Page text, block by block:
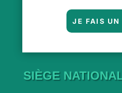
JE FAIS UN
SIÈGE